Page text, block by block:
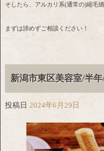
そしたら、アルカリ系(通常の)縮毛
まずは諦めずご相談ください！
新潟市東区美容室/半
投稿日 2024年6月29日